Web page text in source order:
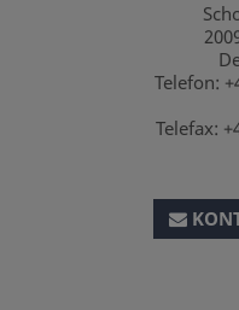
Telefon:
Telefax: